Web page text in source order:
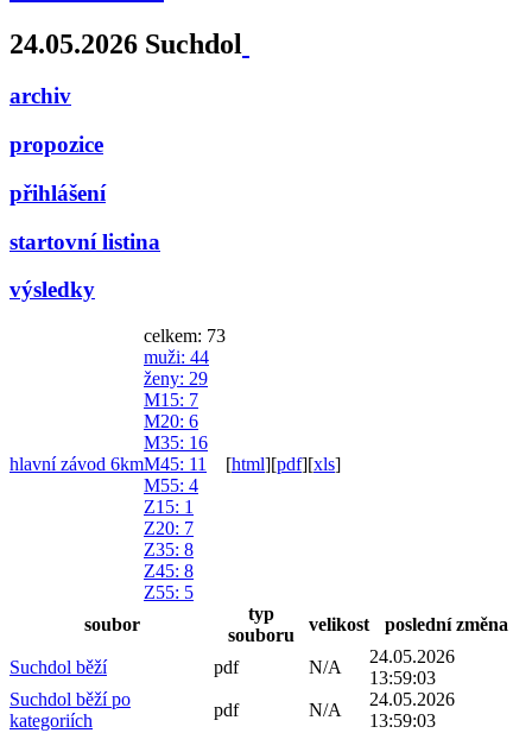
24.05.2026 Suchdol
archiv
propozice
přihlášení
startovní listina
výsledky
hlavní závod 6km
celkem: 73
muži: 44
ženy: 29
M15: 7
M20: 6
M35: 16
M45: 11
M55: 4
Z15: 1
Z20: 7
Z35: 8
Z45: 8
Z55: 5
[html][pdf][xls]
soubor
typ
souboru
velikost poslední změna
Suchdol běží pdf N/A
24.05.2026
13:59:03
Suchdol běží po
kategoriích
pdf N/A
24.05.2026
13:59:03